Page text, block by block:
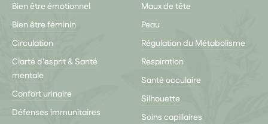
Bien être émotionnel
Bien être féminin
Circulation
Clarté d'esprit & Santé
mentale
Confort urinaire
Défenses immunitaires
Maux de tête
Peau
Régulation du Métabolisme
Respiration
Santé occulaire
Silhouette
Soins capillaires